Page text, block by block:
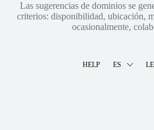
Las sugerencias de dominios se
criterios: disponibilidad, ubicación,
ocasionalmente,
HELP ES